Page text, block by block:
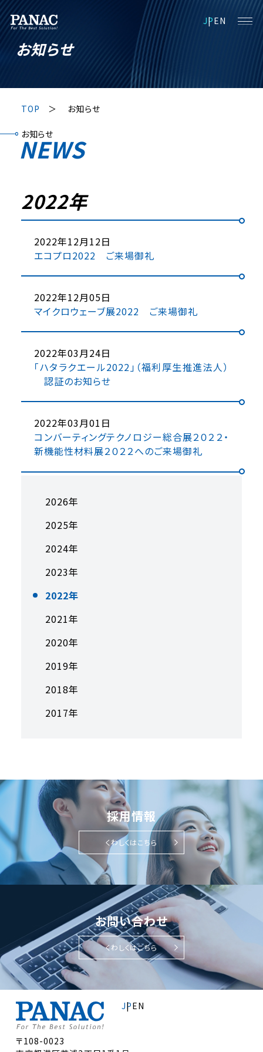
JPEN
お知らせ
TOP お知らせ
お知らせ
NEWS
2026年
2025年
2024年
2023年
2022年
2021年
2020年
2019年
2018年
2017年
2022年
2022年12月12日
エコプロ2022 ご来場御礼
2022年12月05日
マイクロウェーブ展2022 ご来場御礼
2022年03月24日
「ハタラクエール2022」（福利厚生推進法人）
認証のお知らせ
2022年03月01日
コンバーティングテクノロジー総合展２０２２・
新機能性材料展２０２２へのご来場御礼
採用情報
くわしくはこちら
お問い合わせ
くわしくはこちら
JPEN
〒108-0023